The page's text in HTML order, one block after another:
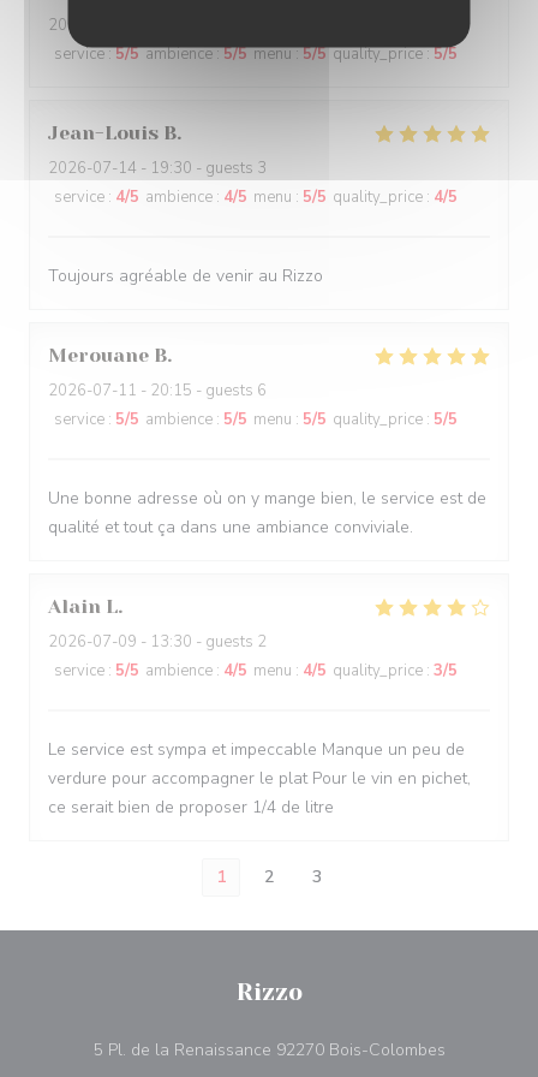
2026-07-13
service:5/5 ambience:5/5 menu:5/5 quality_price:5/5
Jean-Louis B
2026-07-14 - 19:30 - guests 3
service : 4/5 ambience : 4/5 menu : 5/5 quality_price : 4/5
Toujours agréable de venir au Rizzo
Merouane B
2026-07-11 - 20:15 - guests 6
service : 5/5 ambience : 5/5 menu : 5/5 quality_price : 5/5
Une bonne adresse où on y mange bien, le service est de
qualité et tout ça dans une ambiance conviviale.
Alain L
2026-07-09 - 13:30 - guests 2
service : 5/5 ambience : 4/5 menu : 4/5 quality_price : 3/5
Le service est sympa et impeccable Manque un peu de
verdure pour accompagner le plat Pour le vin en pichet,
ce serait bien de proposer 1/4 de litre
1 2 3
Rizzo
5 Pl. de la Renaissance 92270 Bois-Colombes((åpner i et